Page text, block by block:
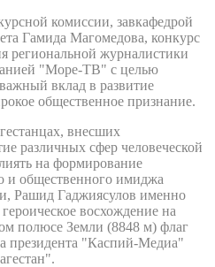
комиссии, завкафедрой
Гамида Магомедова, конкурс
региональной журналистики
"Море-ТВ" с целью
вклад в развитие
общественное признание.
внесших
различных сфер человеческой
на формирование
и общественного имиджа
Рашид Гаджиясулов именно
восхождение на
полюсе Земли (8848 м) флаг
президента "Каспий-Медиа"